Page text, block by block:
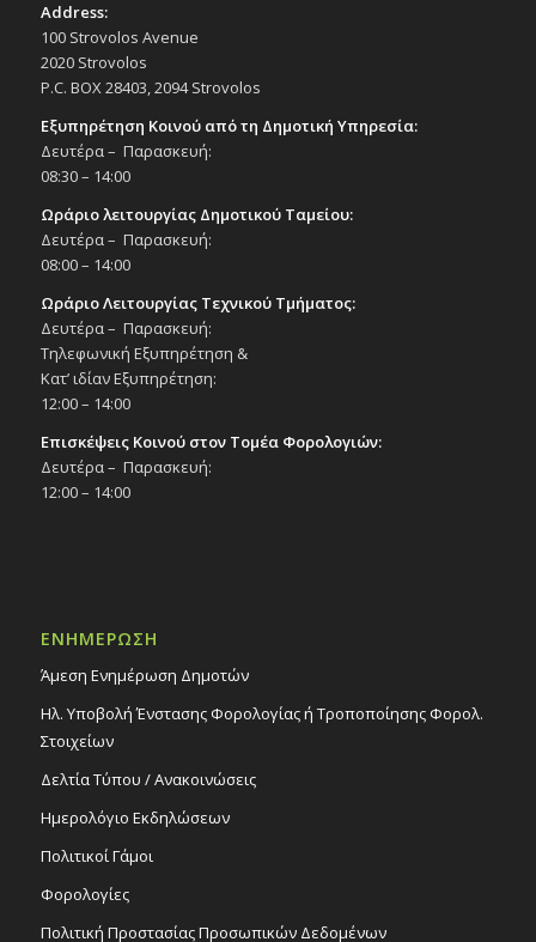
Address:
100 Strovolos Avenue
2020 Strovolos
P.C. BOX 28403, 2094 Strovolos
Εξυπηρέτηση Κοινού από τη Δημοτική Υπηρεσία:
Δευτέρα – Παρασκευή:
08:30 – 14:00
Ωράριο λειτουργίας Δημοτικού Ταμείου:
Δευτέρα – Παρασκευή:
08:00 – 14:00
Ωράριο Λειτουργίας Τεχνικού Τμήματος:
Δευτέρα – Παρασκευή:
Τηλεφωνική Εξυπηρέτηση &
Κατ’ ιδίαν Εξυπηρέτηση:
12:00 – 14:00
Επισκέψεις Κοινού στον Τομέα Φορολογιών:
Δευτέρα – Παρασκευή:
12:00 – 14:00
ΕΝΗΜΕΡΩΣΗ
Άμεση Ενημέρωση Δημοτών
Ηλ. Υποβολή Ένστασης Φορολογίας ή Τροποποίησης Φορολ.
Στοιχείων
Δελτία Τύπου / Ανακοινώσεις
Ημερολόγιο Εκδηλώσεων
Πολιτικοί Γάμοι
Φορολογίες
Πολιτική Προστασίας Προσωπικών Δεδομένων